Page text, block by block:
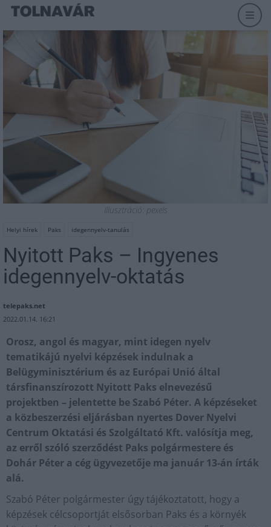
Illusztráció: pexels
Helyi hírek Paks idegennyelv-tanulás
Nyitott Paks – Ingyenes
idegennyelv-oktatás
telepaks.net
2022.01.14. 16:21
Orosz, angol és magyar, mint idegen nyelv
tematikájú nyelvi képzések indulnak a
Belügyminisztérium és az Európai Unió által
társfinanszírozott Nyitott Paks elnevezésű
projektben – jelentette be Szabó Péter. A képzéseket
a közbeszerzési eljárásban nyertes Dover Nyelvi
Centrum Oktatási és Szolgáltató Kft. valósítja meg,
az erről szóló szerződést Paks polgármestere és
Dohár Péter a cég ügyvezetője ma január 13-án írták
alá.
Szabó Péter polgármester úgy tájékoztatott, hogy a
képzések célcsoportját elsősorban Paks és a környék